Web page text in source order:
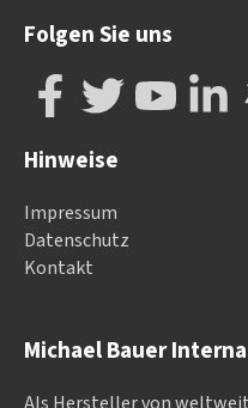
Michael Bauer
Folgen Sie uns
Hinweise
Impressum
Datenschutz
Kontakt